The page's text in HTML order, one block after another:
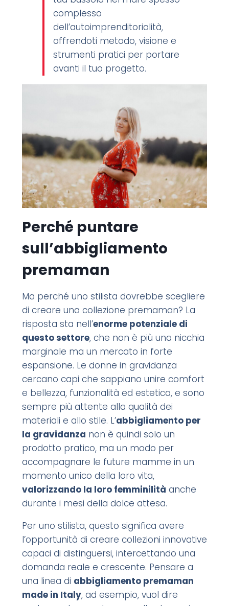
complesso
dell’autoimprenditorialità,
offrendoti metodo, visione e
strumenti pratici per portare
avanti il tuo progetto.
Perché puntare
sull’abbigliamento
premaman
Ma perché uno stilista dovrebbe scegliere
di creare una collezione premaman? La
risposta sta nell’enorme potenziale di
questo settore, che non è più una nicchia
marginale ma un mercato in forte
espansione. Le donne in gravidanza
cercano capi che sappiano unire comfort
e bellezza, funzionalità ed estetica, e sono
sempre più attente alla qualità dei
materiali e allo stile. L’abbigliamento per
la gravidanza non è quindi solo un
prodotto pratico, ma un modo per
accompagnare le future mamme in un
momento unico della loro vita,
valorizzando la loro femminilità anche
durante i mesi della dolce attesa.
Per uno stilista, questo significa avere
l’opportunità di creare collezioni innovative
capaci di distinguersi, intercettando una
domanda reale e crescente. Pensare a
una linea di abbigliamento premaman
made in Italy, ad esempio, vuol dire